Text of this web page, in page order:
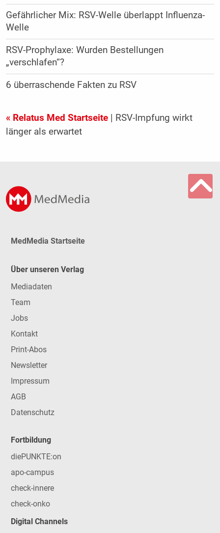
Gefährlicher Mix: RSV-Welle überlappt Influenza-
Welle
RSV-Prophylaxe: Wurden Bestellungen
„verschlafen“?
6 überraschende Fakten zu RSV
« Relatus Med Startseite| RSV-Impfung wirkt
länger als erwartet
MedMedia Startseite
Über unseren Verlag
Mediadaten
Team
Jobs
Kontakt
Print-Abos
Newsletter
Impressum
AGB
Datenschutz
Fortbildung
diePUNKTE:on
apo-campus
check-innere
check-onko
Digital Channels